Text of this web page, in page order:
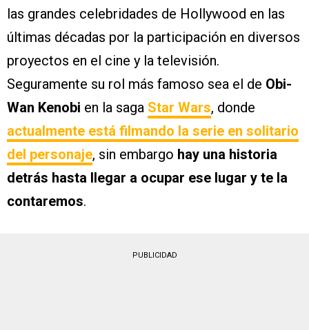
las grandes celebridades de Hollywood en las
últimas décadas por la participación en diversos
proyectos en el cine y la televisión.
Seguramente su rol más famoso sea el de Obi-
Wan Kenobi en la saga Star Wars, donde
actualmente está filmando la serie en solitario
del personaje, sin embargo hay una historia
detrás hasta llegar a ocupar ese lugar y te la
contaremos.
PUBLICIDAD